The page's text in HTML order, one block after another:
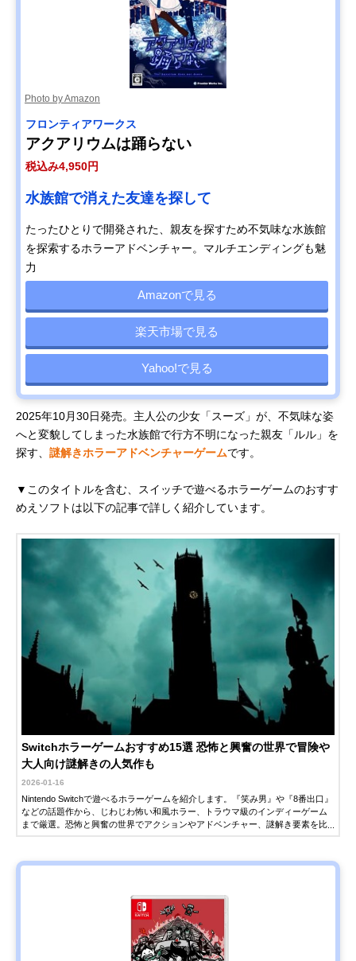
Photo by Amazon
フロンティアワークス
アクアリウムは踊らない
税込み4,950円
水族館で消えた友達を探して
たったひとりで開発された、親友を探すため不気味な水族館
を探索するホラーアドベンチャー。マルチエンディングも魅
力
Amazonで見る
楽天市場で見る
Yahoo!で見る
2025年10月30日発売。主人公の少女「スーズ」が、不気味な姿
へと変貌してしまった水族館で行方不明になった親友「ルル」を
探す、 謎解きホラーアドベンチャーゲームです。
▼このタイトルを含む、スイッチで遊べるホラーゲームのおすす
めえソフトは以下の記事で詳しく紹介しています。
Switchホラーゲームおすすめ15選 恐怖と興奮の世界で冒険や
大人向け謎解きの人気作も
2026-01-16
Nintendo Switchで遊べるホラーゲームを紹介します。『笑み男』や『8番出口』
などの話題作から、じわじわ怖い和風ホラー、トラウマ級のインディーゲーム
まで厳選。恐怖と興奮の世界でアクションやアドベンチャー、謎解き要素を比